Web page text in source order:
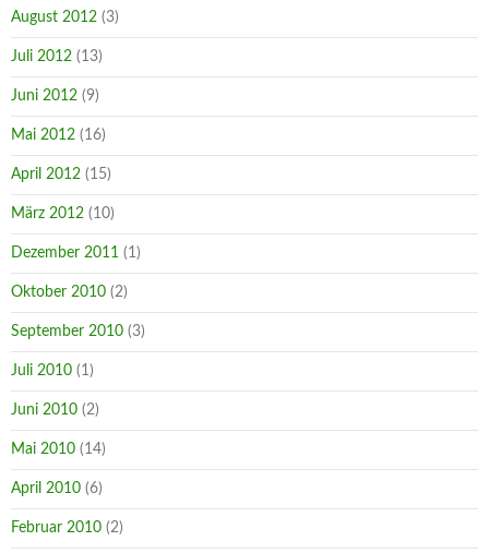
August 2012 (3)
Juli 2012 (13)
Juni 2012 (9)
Mai 2012 (16)
April 2012 (15)
März 2012 (10)
Dezember 2011 (1)
Oktober 2010 (2)
September 2010 (3)
Juli 2010 (1)
Juni 2010 (2)
Mai 2010 (14)
April 2010 (6)
Februar 2010 (2)